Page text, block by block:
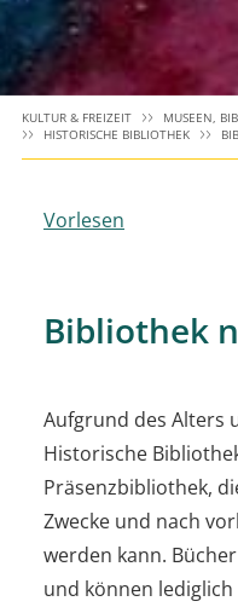
KULTUR & FREIZEIT
MUSEEN,
HISTORISCHE BIBLIOTHEK
Vorlesen
Bibliothek
Aufgrund des Alters
Historische
Präsenzbibliothek,
Zwecke und nach
werden kann.
und können